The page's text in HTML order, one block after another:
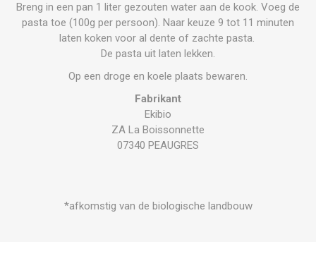
Breng in een pan 1 liter gezouten water aan de kook. Voeg de
pasta toe (100g per persoon). Naar keuze 9 tot 11 minuten
laten koken voor al dente of zachte pasta.
De pasta uit laten lekken.
Op een droge en koele plaats bewaren.
Fabrikant
Ekibio
ZA La Boissonnette
07340 PEAUGRES
*afkomstig van de biologische landbouw